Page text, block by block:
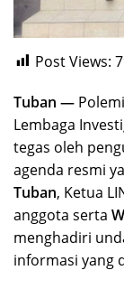
Post Views:
Tuban —
Lembaga
tegas oleh
agenda resmi
Tuban, Ketua
anggota serta
menghadiri
informasi yang